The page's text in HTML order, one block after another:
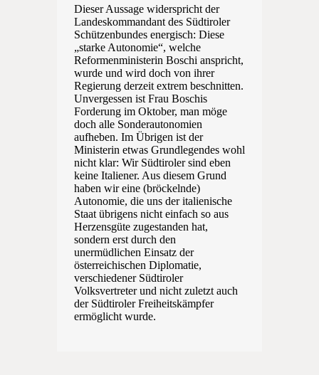
Dieser Aussage widerspricht der
Landeskommandant des Südtiroler
Schützenbundes energisch: Diese
„starke Autonomie“, welche
Reformenministerin Boschi anspricht,
wurde und wird doch von ihrer
Regierung derzeit extrem beschnitten.
Unvergessen ist Frau Boschis
Forderung im Oktober, man möge
doch alle Sonderautonomien
aufheben. Im Übrigen ist der
Ministerin etwas Grundlegendes wohl
nicht klar: Wir Südtiroler sind eben
keine Italiener. Aus diesem Grund
haben wir eine (bröckelnde)
Autonomie, die uns der italienische
Staat übrigens nicht einfach so aus
Herzensgüte zugestanden hat,
sondern erst durch den
unermüdlichen Einsatz der
österreichischen Diplomatie,
verschiedener Südtiroler
Volksvertreter und nicht zuletzt auch
der Südtiroler Freiheitskämpfer
ermöglicht wurde.